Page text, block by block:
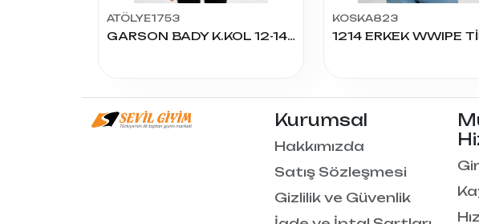
ATÖLYE1753
GARSON BADY K.KOL 12-14-16 YAŞ
KOSKA823
Kurumsal
Hakkımızda
Satış Sözleşmesi
Gizlilik ve Güvenlik